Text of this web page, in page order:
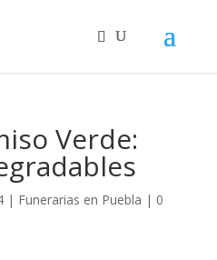
Verde:
| Funerarias en Puebla | 0